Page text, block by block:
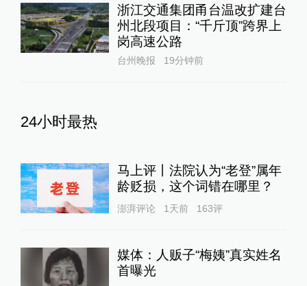
浙江交通集团甬台温改扩建台
州北段项目：“千斤顶”跨界上
岗高速公路
台州晚报 19分钟前
24小时最热
马上评丨法院认为“老登”属年
龄贬损，这个词错在哪里？
澎湃评论 1天前 163评
媒体：人贩子“梅姨”真实姓名
首曝光